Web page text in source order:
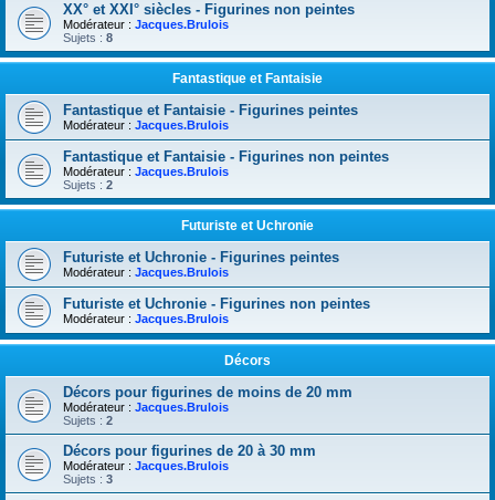
XX° et XXI° siècles - Figurines non peintes
Modérateur : Jacques.Brulois
Sujets : 8
Fantastique et Fantaisie
Fantastique et Fantaisie - Figurines peintes
Modérateur : Jacques.Brulois
Fantastique et Fantaisie - Figurines non peintes
Modérateur : Jacques.Brulois
Sujets : 2
Futuriste et Uchronie
Futuriste et Uchronie - Figurines peintes
Modérateur : Jacques.Brulois
Futuriste et Uchronie - Figurines non peintes
Modérateur : Jacques.Brulois
Décors
Décors pour figurines de moins de 20 mm
Modérateur : Jacques.Brulois
Sujets : 2
Décors pour figurines de 20 à 30 mm
Modérateur : Jacques.Brulois
Sujets : 3